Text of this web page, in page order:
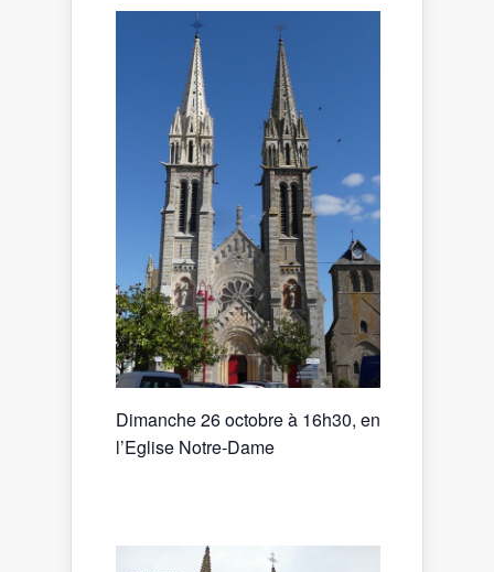
Dimanche 26 octobre à 16h30, en
l’Eglise Notre-Dame